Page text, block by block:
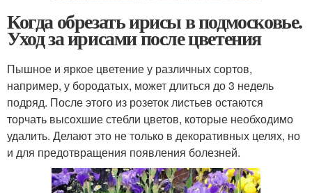
Когда обрезать ирисы в подмосковье.
Уход за ирисами после цветения
Пышное и яркое цветение у различных сортов,
например, у бородатых, может длиться до 3 недель
подряд. После этого из розеток листьев остаются
торчать высохшие стебли цветов, которые необходимо
удалить. Делают это не только в декоративных целях, но
и для предотвращения появления болезней.